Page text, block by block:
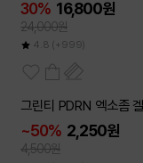
30% 16,800원
24,000원
4.8 (+999)
그린티 PDRN 엑소좀
~50% 2,250원
4,500원